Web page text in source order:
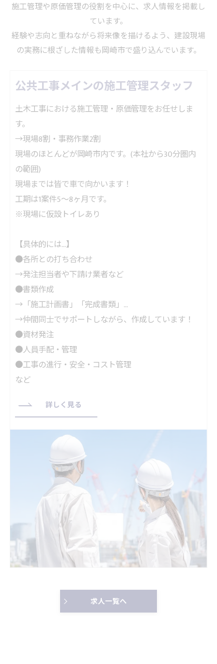
施工管理や原価管理の役割を中心に、求人情報を掲載し
ています。
経験や志向と重ねながら将来像を描けるよう、建設現場
の実務に根ざした情報も岡崎市で盛り込んでいます。
公共工事メインの施工管理スタッフ
土木工事における施工管理・原価管理をお任せしま
す。
→現場8割・事務作業2割
現場のほとんどが岡崎市内です。(本社から30分圏内
の範囲)
現場までは皆で車で向かいます！
工期は1案件5～8ヶ月です。
※現場に仮設トイレあり
【具体的には…】
●各所との打ち合わせ
→発注担当者や下請け業者など
●書類作成
→「施工計画書」「完成書類」…
→仲間同士でサポートしながら、作成しています！
●資材発注
●人員手配・管理
●工事の進行・安全・コスト管理
詳しく見る
求人一覧へ